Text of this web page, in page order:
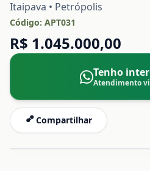
Itaipava • Petrópolis
Código: APT031
R$ 1.045.000,00
Tenho
Atendimento
Compartilhar